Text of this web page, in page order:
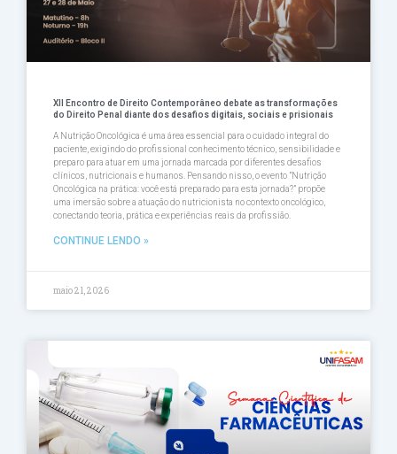
XII Encontro de Direito Contemporâneo debate as transformações
do Direito Penal diante dos desafios digitais, sociais e prisionais
A Nutrição Oncológica é uma área essencial para o cuidado integral do
paciente, exigindo do profissional conhecimento técnico, sensibilidade e
preparo para atuar em uma jornada marcada por diferentes desafios
clínicos, nutricionais e humanos. Pensando nisso, o evento ”Nutrição
Oncológica na prática: você está preparado para esta jornada?” propõe
uma imersão sobre a atuação do nutricionista no contexto oncológico,
conectando teoria, prática e experiências reais da profissião.
CONTINUE LENDO »
maio 21, 2026